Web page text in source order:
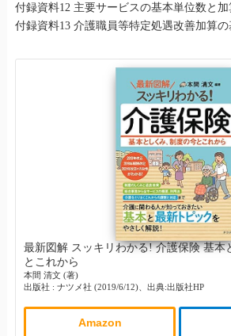
付録資料12 主要サービスの基本単位数と
付録資料13 介護職員等特定処遇改善加算の
最新図解 スッキリわかる! 介護保険 基本
とこれから
本間 清文 (著)
出版社 : ナツメ社 (2019/6/12)、出典:出版社HP
Amazon